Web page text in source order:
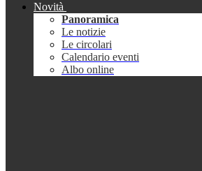
Novità
Panoramica
Le notizie
Le circolari
Calendario eventi
Albo online